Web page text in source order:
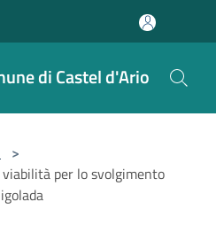
di Castel d'Ario
>
per lo svolgimento